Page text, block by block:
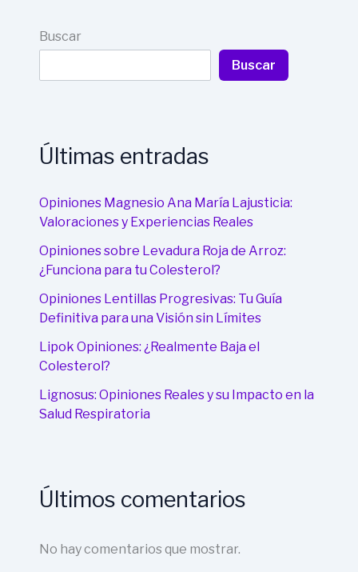
Buscar
Buscar
Últimas entradas
Opiniones Magnesio Ana María Lajusticia:
Valoraciones y Experiencias Reales
Opiniones sobre Levadura Roja de Arroz:
¿Funciona para tu Colesterol?
Opiniones Lentillas Progresivas: Tu Guía
Definitiva para una Visión sin Límites
Lipok Opiniones: ¿Realmente Baja el
Colesterol?
Lignosus: Opiniones Reales y su Impacto en la
Salud Respiratoria
Últimos comentarios
No hay comentarios que mostrar.